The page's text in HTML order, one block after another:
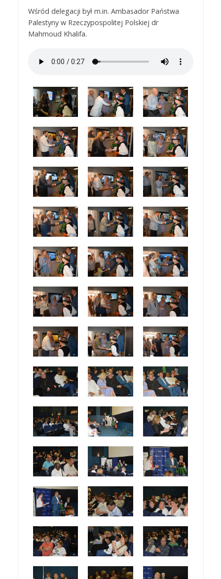
Wśród delegacji był m.in. Ambasador Państwa
Palestyny w Rzeczypospolitej Polskiej dr
Mahmoud Khalifa.